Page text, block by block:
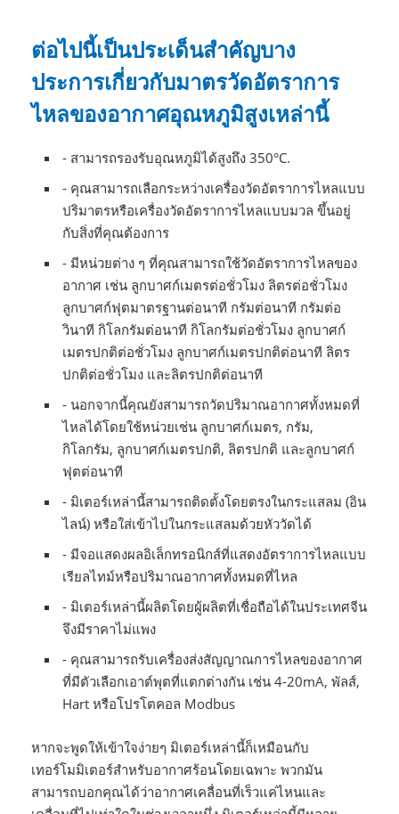
ต่อไปนี้เป็นประเด็นสำคัญบาง
ประการเกี่ยวกับมาตรวัดอัตราการ
ไหลของอากาศอุณหภูมิสูงเหล่านี้
- สามารถรองรับอุณหภูมิได้สูงถึง 350°C.
- คุณสามารถเลือกระหว่างเครื่องวัดอัตราการไหลแบบ
ปริมาตรหรือเครื่องวัดอัตราการไหลแบบมวล ขึ้นอยู่
กับสิ่งที่คุณต้องการ
- มีหน่วยต่าง ๆ ที่คุณสามารถใช้วัดอัตราการไหลของ
อากาศ เช่น ลูกบาศก์เมตรต่อชั่วโมง ลิตรต่อชั่วโมง
ลูกบาศก์ฟุตมาตรฐานต่อนาที กรัมต่อนาที กรัมต่อ
วินาที กิโลกรัมต่อนาที กิโลกรัมต่อชั่วโมง ลูกบาศก์
เมตรปกติต่อชั่วโมง ลูกบาศก์เมตรปกติต่อนาที ลิตร
ปกติต่อชั่วโมง และลิตรปกติต่อนาที
- นอกจากนี้คุณยังสามารถวัดปริมาณอากาศทั้งหมดที่
ไหลได้โดยใช้หน่วยเช่น ลูกบาศก์เมตร, กรัม,
กิโลกรัม, ลูกบาศก์เมตรปกติ, ลิตรปกติ และลูกบาศก์
ฟุตต่อนาที
- มิเตอร์เหล่านี้สามารถติดตั้งโดยตรงในกระแสลม (อิน
ไลน์) หรือใส่เข้าไปในกระแสลมด้วยหัววัดได้
- มีจอแสดงผลอิเล็กทรอนิกส์ที่แสดงอัตราการไหลแบบ
เรียลไทม์หรือปริมาณอากาศทั้งหมดที่ไหล
- มิเตอร์เหล่านี้ผลิตโดยผู้ผลิตที่เชื่อถือได้ในประเทศจีน
จึงมีราคาไม่แพง
- คุณสามารถรับเครื่องส่งสัญญาณการไหลของอากาศ
ที่มีตัวเลือกเอาต์พุตที่แตกต่างกัน เช่น 4-20mA, พัลส์,
Hart หรือโปรโตคอล Modbus
หากจะพูดให้เข้าใจง่ายๆ มิเตอร์เหล่านี้ก็เหมือนกับ
เทอร์โมมิเตอร์สำหรับอากาศร้อนโดยเฉพาะ พวกมัน
สามารถบอกคุณได้ว่าอากาศเคลื่อนที่เร็วแค่ไหนและ